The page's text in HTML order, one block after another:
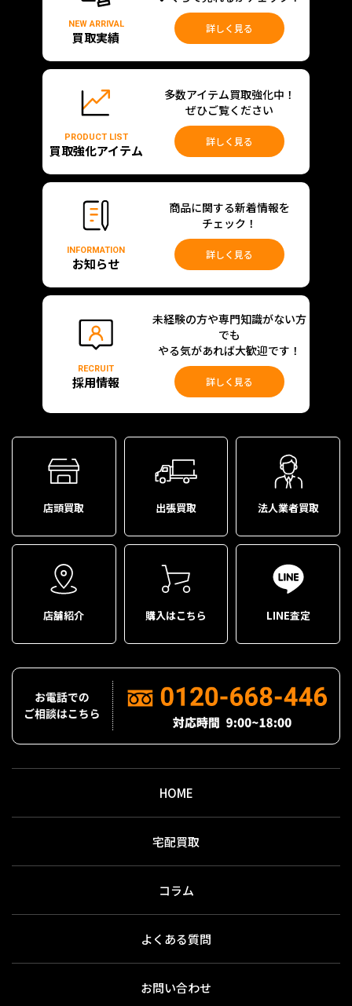
NEW ARRIVAL
買取実績
詳しく見る
PRODUCT LIST
買取強化アイテム
多数アイテム買取強化中！
ぜひご覧ください
詳しく見る
INFORMATION
お知らせ
商品に関する新着情報を
チェック！
詳しく見る
RECRUIT
採用情報
未経験の方や専門知識がない方
でも
やる気があれば大歓迎です！
詳しく見る
店頭買取 出張買取 法人業者買取
店舗紹介 購入はこちら LINE査定
HOME
宅配買取
コラム
よくある質問
お問い合わせ